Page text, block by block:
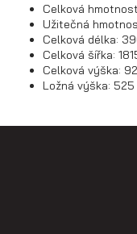
Celková
Užitečná
Celková délka:
Celková šířka:
Celková výška:
Ložná výška: 525